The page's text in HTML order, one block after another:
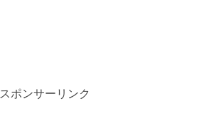
スポンサーリンク